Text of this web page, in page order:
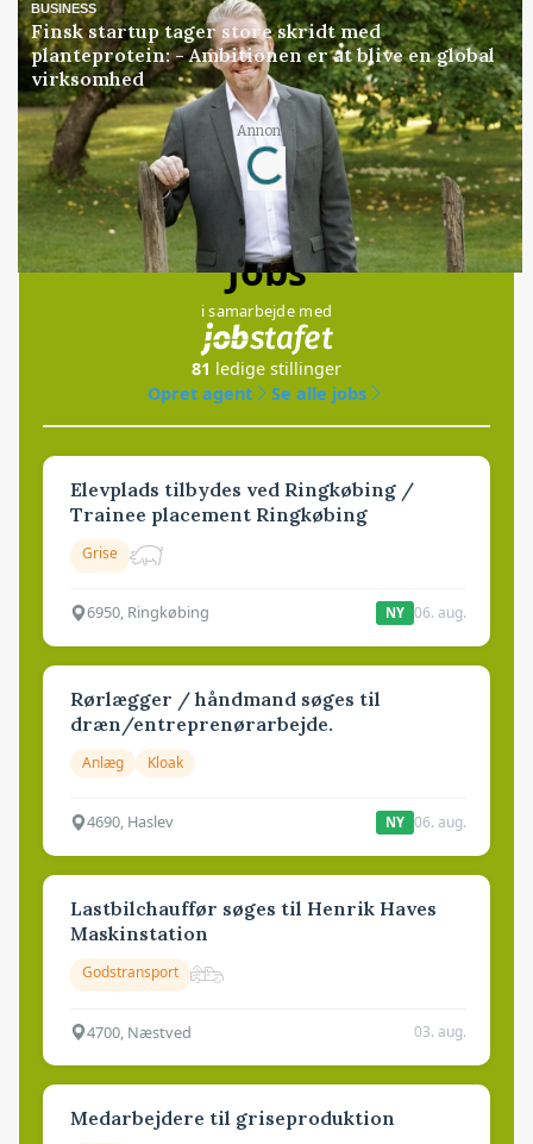
BUSINESS
Finsk startup tager store skridt med
planteprotein: - Ambitionen er at blive en global
virksomhed
Annonce
Loading...
Jobs
i samarbejde med
81 ledige stillinger
Opret agent
Se alle jobs
Elevplads tilbydes ved Ringkøbing /
Trainee placement Ringkøbing
Grise
6950, Ringkøbing NY 06. aug.
Rørlægger / håndmand søges til
dræn/entreprenørarbejde.
Anlæg Kloak
4690, Haslev NY 06. aug.
Lastbilchauffør søges til Henrik Haves
Maskinstation
Godstransport
4700, Næstved 03. aug.
Medarbejdere til griseproduktion